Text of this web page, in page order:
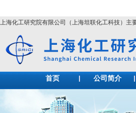
上海化工研究院有限公司（上海坦联化工科技）
首页 公司简介